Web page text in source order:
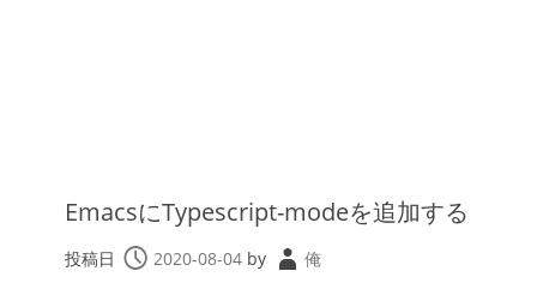
EmacsにTypescript-modeを追加する
投稿日 2020-08-04 by 俺